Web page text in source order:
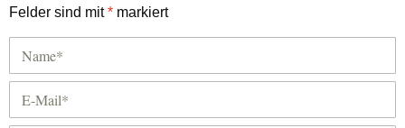
Felder sind mit* markiert